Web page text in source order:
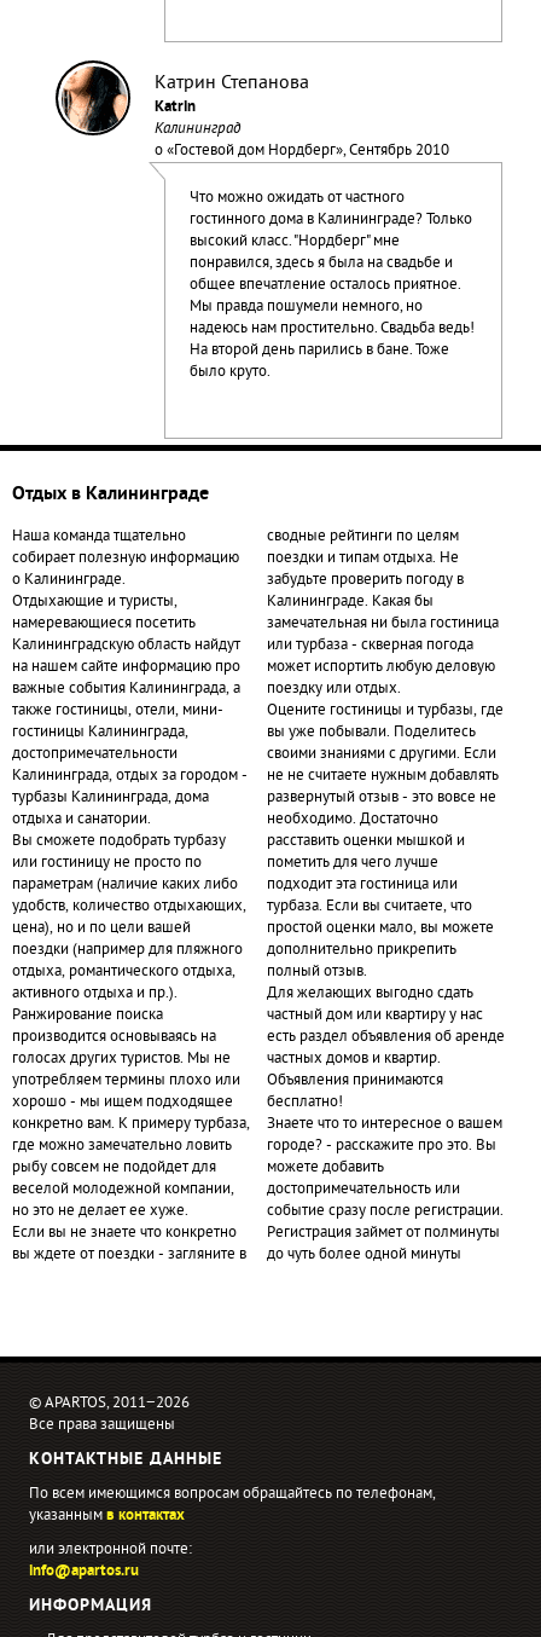
Катрин Степанова
Katrin
Калининград
о «Гостевой дом Нордберг», Сентябрь 2010
Что можно ожидать от частного
гостинного дома в Калининграде? Только
высокий класс. "Нордберг" мне
понравился, здесь я была на свадьбе и
общее впечатление осталось приятное.
Мы правда пошумели немного, но
надеюсь нам простительно. Свадьба ведь!
На второй день парились в бане. Тоже
было круто.
Отдых в Калининграде
Наша команда тщательно
собирает полезную информацию
о Калининграде.
Отдыхающие и туристы,
намеревающиеся посетить
Калининградскую область найдут
на нашем сайте информацию про
важные события Калининграда, а
также гостиницы, отели, мини-
гостиницы Калининграда,
достопримечательности
Калининграда, отдых за городом -
турбазы Калининграда, дома
отдыха и санатории.
Вы сможете подобрать турбазу
или гостиницу не просто по
параметрам (наличие каких либо
удобств, количество отдыхающих,
цена), но и по цели вашей
поездки (например для пляжного
отдыха, романтического отдыха,
активного отдыха и пр.).
Ранжирование поиска
производится основываясь на
голосах других туристов. Мы не
употребляем термины плохо или
хорошо - мы ищем подходящее
конкретно вам. К примеру турбаза,
где можно замечательно ловить
рыбу совсем не подойдет для
веселой молодежной компании,
но это не делает ее хуже.
Если вы не знаете что конкретно
вы ждете от поездки - загляните в
сводные рейтинги по целям
поездки и типам отдыха. Не
забудьте проверить погоду в
Калининграде. Какая бы
замечательная ни была гостиница
или турбаза - скверная погода
может испортить любую деловую
поездку или отдых.
Оцените гостиницы и турбазы, где
вы уже побывали. Поделитесь
своими знаниями с другими. Если
не не считаете нужным добавлять
развернутый отзыв - это вовсе не
необходимо. Достаточно
расставить оценки мышкой и
пометить для чего лучше
подходит эта гостиница или
турбаза. Если вы считаете, что
простой оценки мало, вы можете
дополнительно прикрепить
полный отзыв.
Для желающих выгодно сдать
частный дом или квартиру у нас
есть раздел объявления об аренде
частных домов и квартир.
Объявления принимаются
бесплатно!
Знаете что то интересное о вашем
городе? - расскажите про это. Вы
можете добавить
достопримечательность или
событие сразу после регистрации.
Регистрация займет от полминуты
до чуть более одной минуты
© APARTOS, 2011−2026
Все права защищены
КОНТАКТНЫЕ ДАННЫЕ
По всем имеющимся вопросам обращайтесь по телефонам,
указаннымв контактах
или электронной почте:
info@apartos.ru
ИНФОРМАЦИЯ